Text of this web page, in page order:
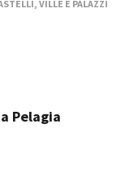
VILLE E PALAZZI
Pelagia